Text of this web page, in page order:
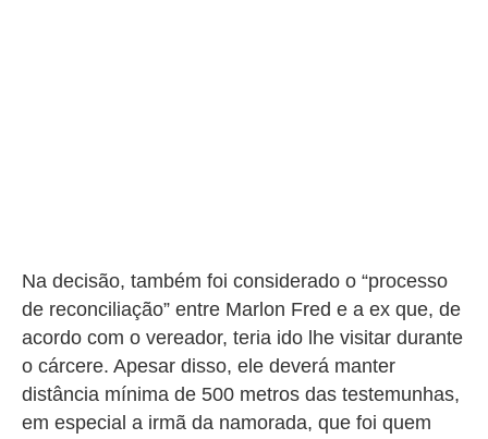
Na decisão, também foi considerado o “processo
de reconciliação” entre Marlon Fred e a ex que, de
acordo com o vereador, teria ido lhe visitar durante
o cárcere. Apesar disso, ele deverá manter
distância mínima de 500 metros das testemunhas,
em especial a irmã da namorada, que foi quem